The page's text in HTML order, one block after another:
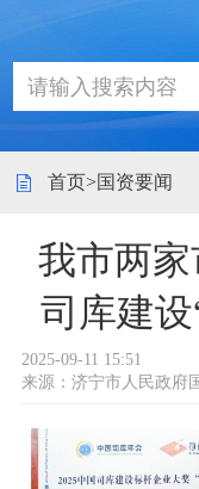
首页>国资要闻
我市两
司库建
2025-09-11 15:51
来源： 济宁市人民政府